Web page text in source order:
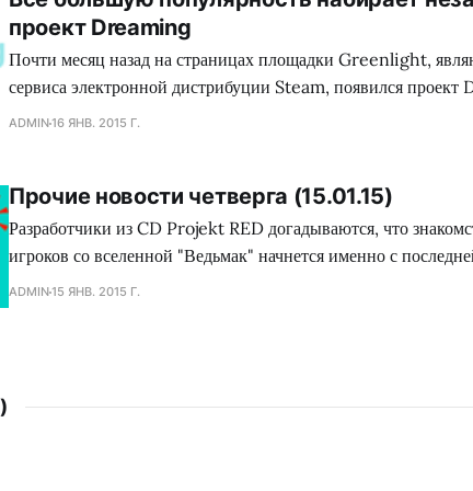
коллектива Dennaton
проект Dreaming
Почти месяц назад на страницах площадки Greenlight,
сервиса электронной дистрибуции Steam, появился
обладающий необыкновенным сеттингом, а также
головоломку с экшеном Mirror`s Edge, хотя сами девелоперы
ADMIN16 ЯНВ. 2015 Г.
Прочие новости четверга (15.01.15)
Разработчики из CD Projekt RED догадываются, что
игроков со вселенной "Ведьмак" начнется именно с
есть The Witcher 3: Wild Hunt. По всей видимости, это
ADMIN15 ЯНВ. 2015 Г.
)